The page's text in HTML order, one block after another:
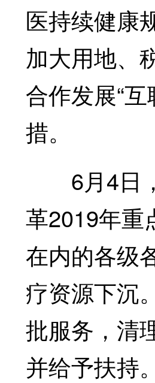
医持续健康
加大用地、
合作发展“
措。
6月4日，
革2019年重
在内的各级
疗资源下沉
批服务，清
并给予扶持。